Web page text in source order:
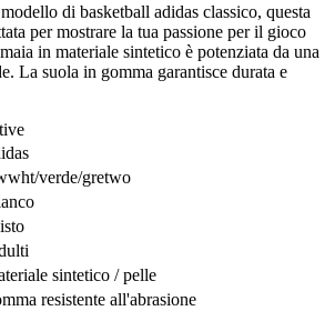
di basketball adidas classico, questa
per mostrare la tua passione per il gioco
in materiale sintetico è potenziata da una
La suola in gomma garantisce durata e
verde/gretwo
sintetico / pelle
resistente all'abrasione